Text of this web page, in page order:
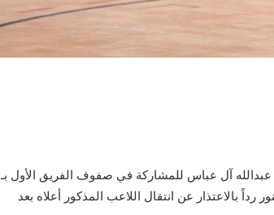
آل عباس للمشاركة في صفوف الفريق الأول بـ
بالاعتذار عن انتقال اللاعب المذكور أعلاه بعد